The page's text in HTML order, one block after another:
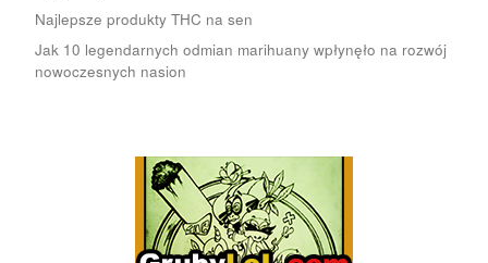
Najlepsze produkty THC na sen
Jak 10 legendarnych odmian marihuany wpłynęło na rozwój
nowoczesnych nasion